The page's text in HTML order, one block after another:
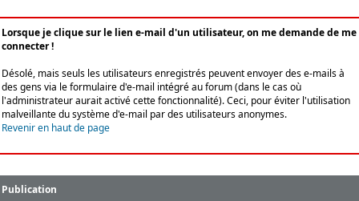
Lorsque je clique sur le lien e-mail d'un utilisateur, on me demande de me
connecter !
Désolé, mais seuls les utilisateurs enregistrés peuvent envoyer des e-mails à
des gens via le formulaire d'e-mail intégré au forum (dans le cas où
l'administrateur aurait activé cette fonctionnalité). Ceci, pour éviter l'utilisation
malveillante du système d'e-mail par des utilisateurs anonymes.
Revenir en haut de page
Publication